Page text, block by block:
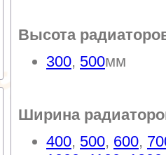
Высота
300, 500мм
Ширина
400, 500, 600,